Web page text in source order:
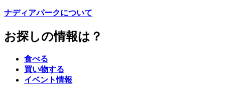
ナディアパークについて
お探しの情報は？
食べる
買い物する
イベント情報